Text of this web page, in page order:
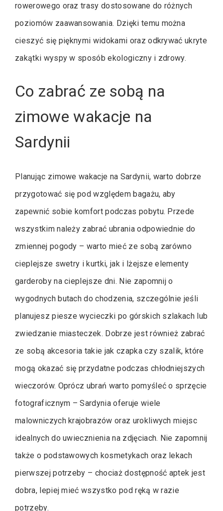
rowerowego oraz trasy dostosowane do różnych
poziomów zaawansowania. Dzięki temu można
cieszyć się pięknymi widokami oraz odkrywać ukryte
zakątki wyspy w sposób ekologiczny i zdrowy.
Co zabrać ze sobą na
zimowe wakacje na
Sardynii
Planując zimowe wakacje na Sardynii, warto dobrze
przygotować się pod względem bagażu, aby
zapewnić sobie komfort podczas pobytu. Przede
wszystkim należy zabrać ubrania odpowiednie do
zmiennej pogody – warto mieć ze sobą zarówno
cieplejsze swetry i kurtki, jak i lżejsze elementy
garderoby na cieplejsze dni. Nie zapomnij o
wygodnych butach do chodzenia, szczególnie jeśli
planujesz piesze wycieczki po górskich szlakach lub
zwiedzanie miasteczek. Dobrze jest również zabrać
ze sobą akcesoria takie jak czapka czy szalik, które
mogą okazać się przydatne podczas chłodniejszych
wieczorów. Oprócz ubrań warto pomyśleć o sprzęcie
fotograficznym – Sardynia oferuje wiele
malowniczych krajobrazów oraz urokliwych miejsc
idealnych do uwiecznienia na zdjęciach. Nie zapomnij
także o podstawowych kosmetykach oraz lekach
pierwszej potrzeby – chociaż dostępność aptek jest
dobra, lepiej mieć wszystko pod ręką w razie
potrzeby.